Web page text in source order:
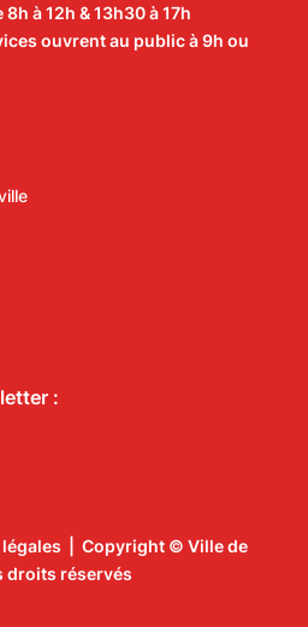
à 12h & 13h30 à 17h
ouvrent au public à 9h ou
:
Copyright © Ville de
droits réservés